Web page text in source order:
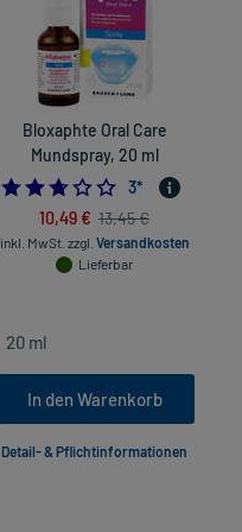
Bloxaphte Oral Care
Mundspray, 20 ml
3*
10,49 € 13,45 €
inkl. MwSt. zzgl. Versandkosten
Lieferbar
In den Warenkorb
Detail- & Pflichtinformationen